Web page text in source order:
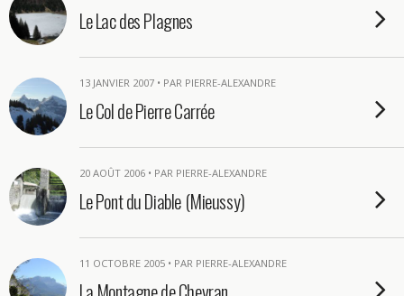
Le Lac des Plagnes
13 JANVIER 2007 • PAR PIERRE-ALEXANDRE
Le Col de Pierre Carrée
20 AOÛT 2006 • PAR PIERRE-ALEXANDRE
Le Pont du Diable (Mieussy)
11 OCTOBRE 2005 • PAR PIERRE-ALEXANDRE